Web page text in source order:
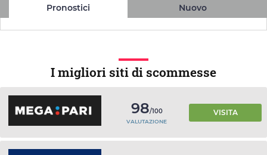
Pronostici Nuovo
I migliori siti di scommesse
98/100
VALUTAZIONE
VISITA